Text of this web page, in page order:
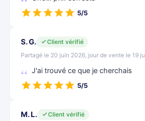
5/5
S. G.
Client vérifié
Partagé le 20 juin 2026, jour de vente le 19
J'ai trouvé ce que je cherchais
5/5
M. L.
Client vérifié